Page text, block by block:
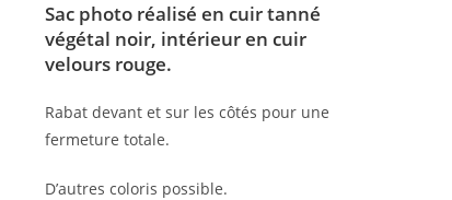
Sac photo réalisé en cuir tanné
végétal noir, intérieur en cuir
velours rouge.
Rabat devant et sur les côtés pour une
fermeture totale.
D’autres coloris possible.